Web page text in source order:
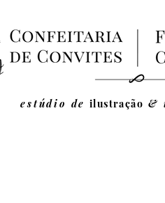
estúdio de ilustração &